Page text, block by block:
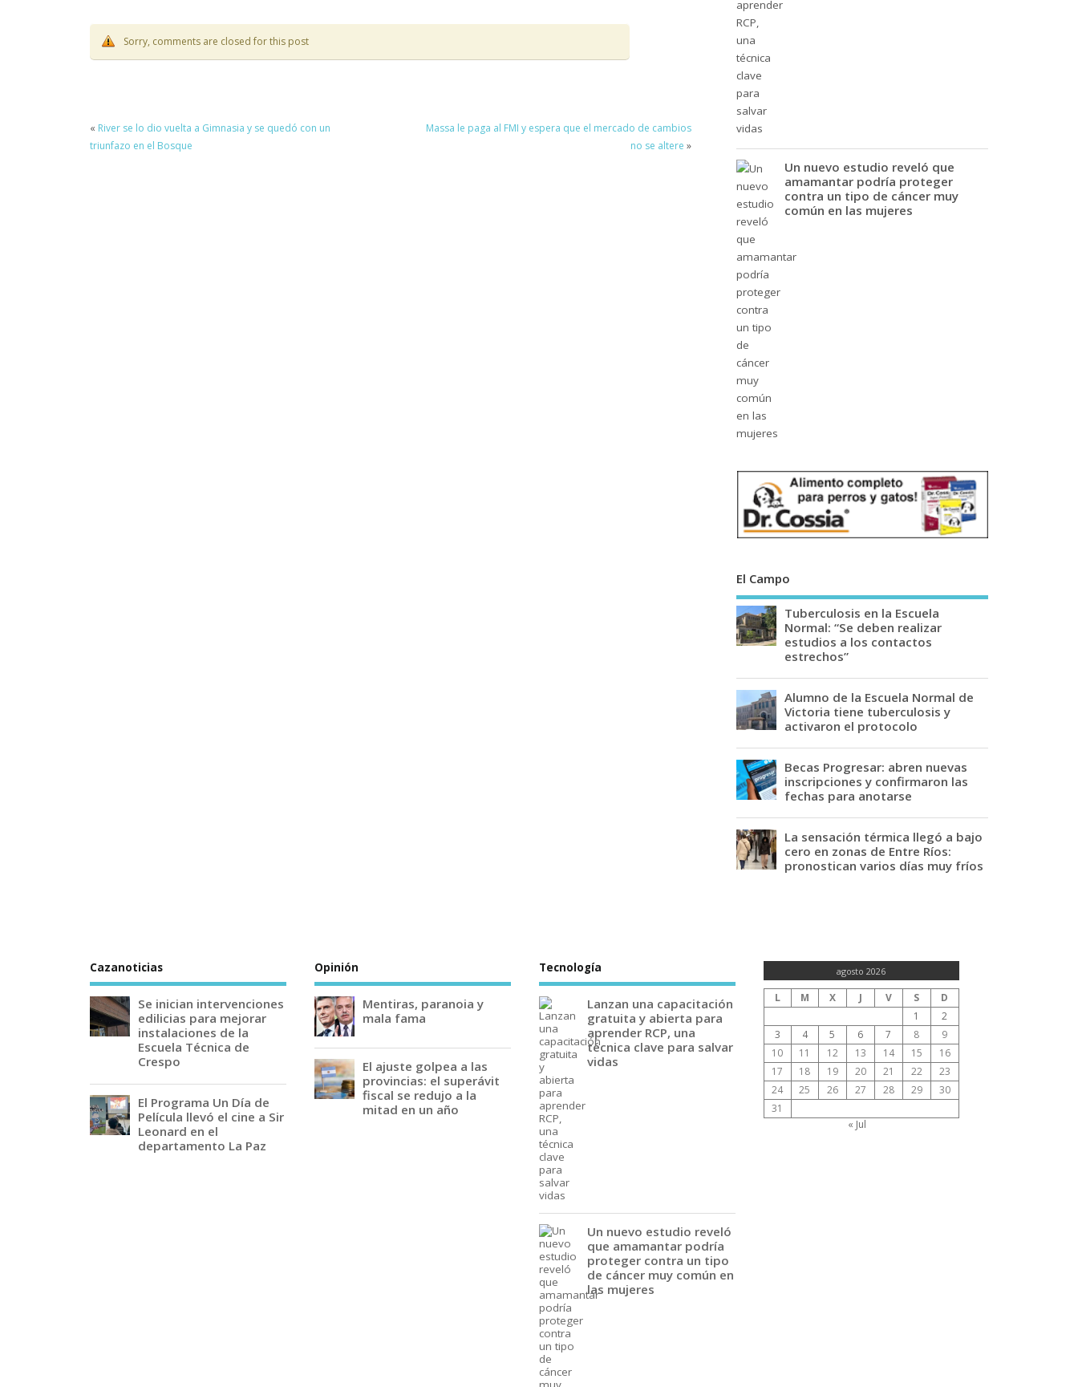
Sorry, comments are closed for this post
« River se lo dio vuelta a Gimnasia y se quedó con un
triunfazo en el Bosque
Massa le paga al FMI y espera que el mercado de cambios
no se altere »
Un nuevo estudio reveló que
amamantar podría proteger
contra un tipo de cáncer muy
común en las mujeres
El Campo
Tuberculosis en la Escuela
Normal: “Se deben realizar
estudios a los contactos
estrechos”
Alumno de la Escuela Normal de
Victoria tiene tuberculosis y
activaron el protocolo
Becas Progresar: abren nuevas
inscripciones y confirmaron las
fechas para anotarse
La sensación térmica llegó a bajo
cero en zonas de Entre Ríos:
pronostican varios días muy fríos
Cazanoticias
Se inician intervenciones
edilicias para mejorar
instalaciones de la
Escuela Técnica de
Crespo
El Programa Un Día de
Película llevó el cine a Sir
Leonard en el
departamento La Paz
Opinión
Mentiras, paranoia y
mala fama
El ajuste golpea a las
provincias: el superávit
fiscal se redujo a la
mitad en un año
Tecnología
Lanzan una capacitación
gratuita y abierta para
aprender RCP, una
técnica clave para salvar
vidas
Un nuevo estudio reveló
que amamantar podría
proteger contra un tipo
de cáncer muy común en
las mujeres
agosto 2026
L M X J V S
D
1
2
3
4 5 6 7 8
9
10
11 12 13 14 15
16
17
18 19 20 21 22
23
24
25 26 27 28 29
30
31
« Jul